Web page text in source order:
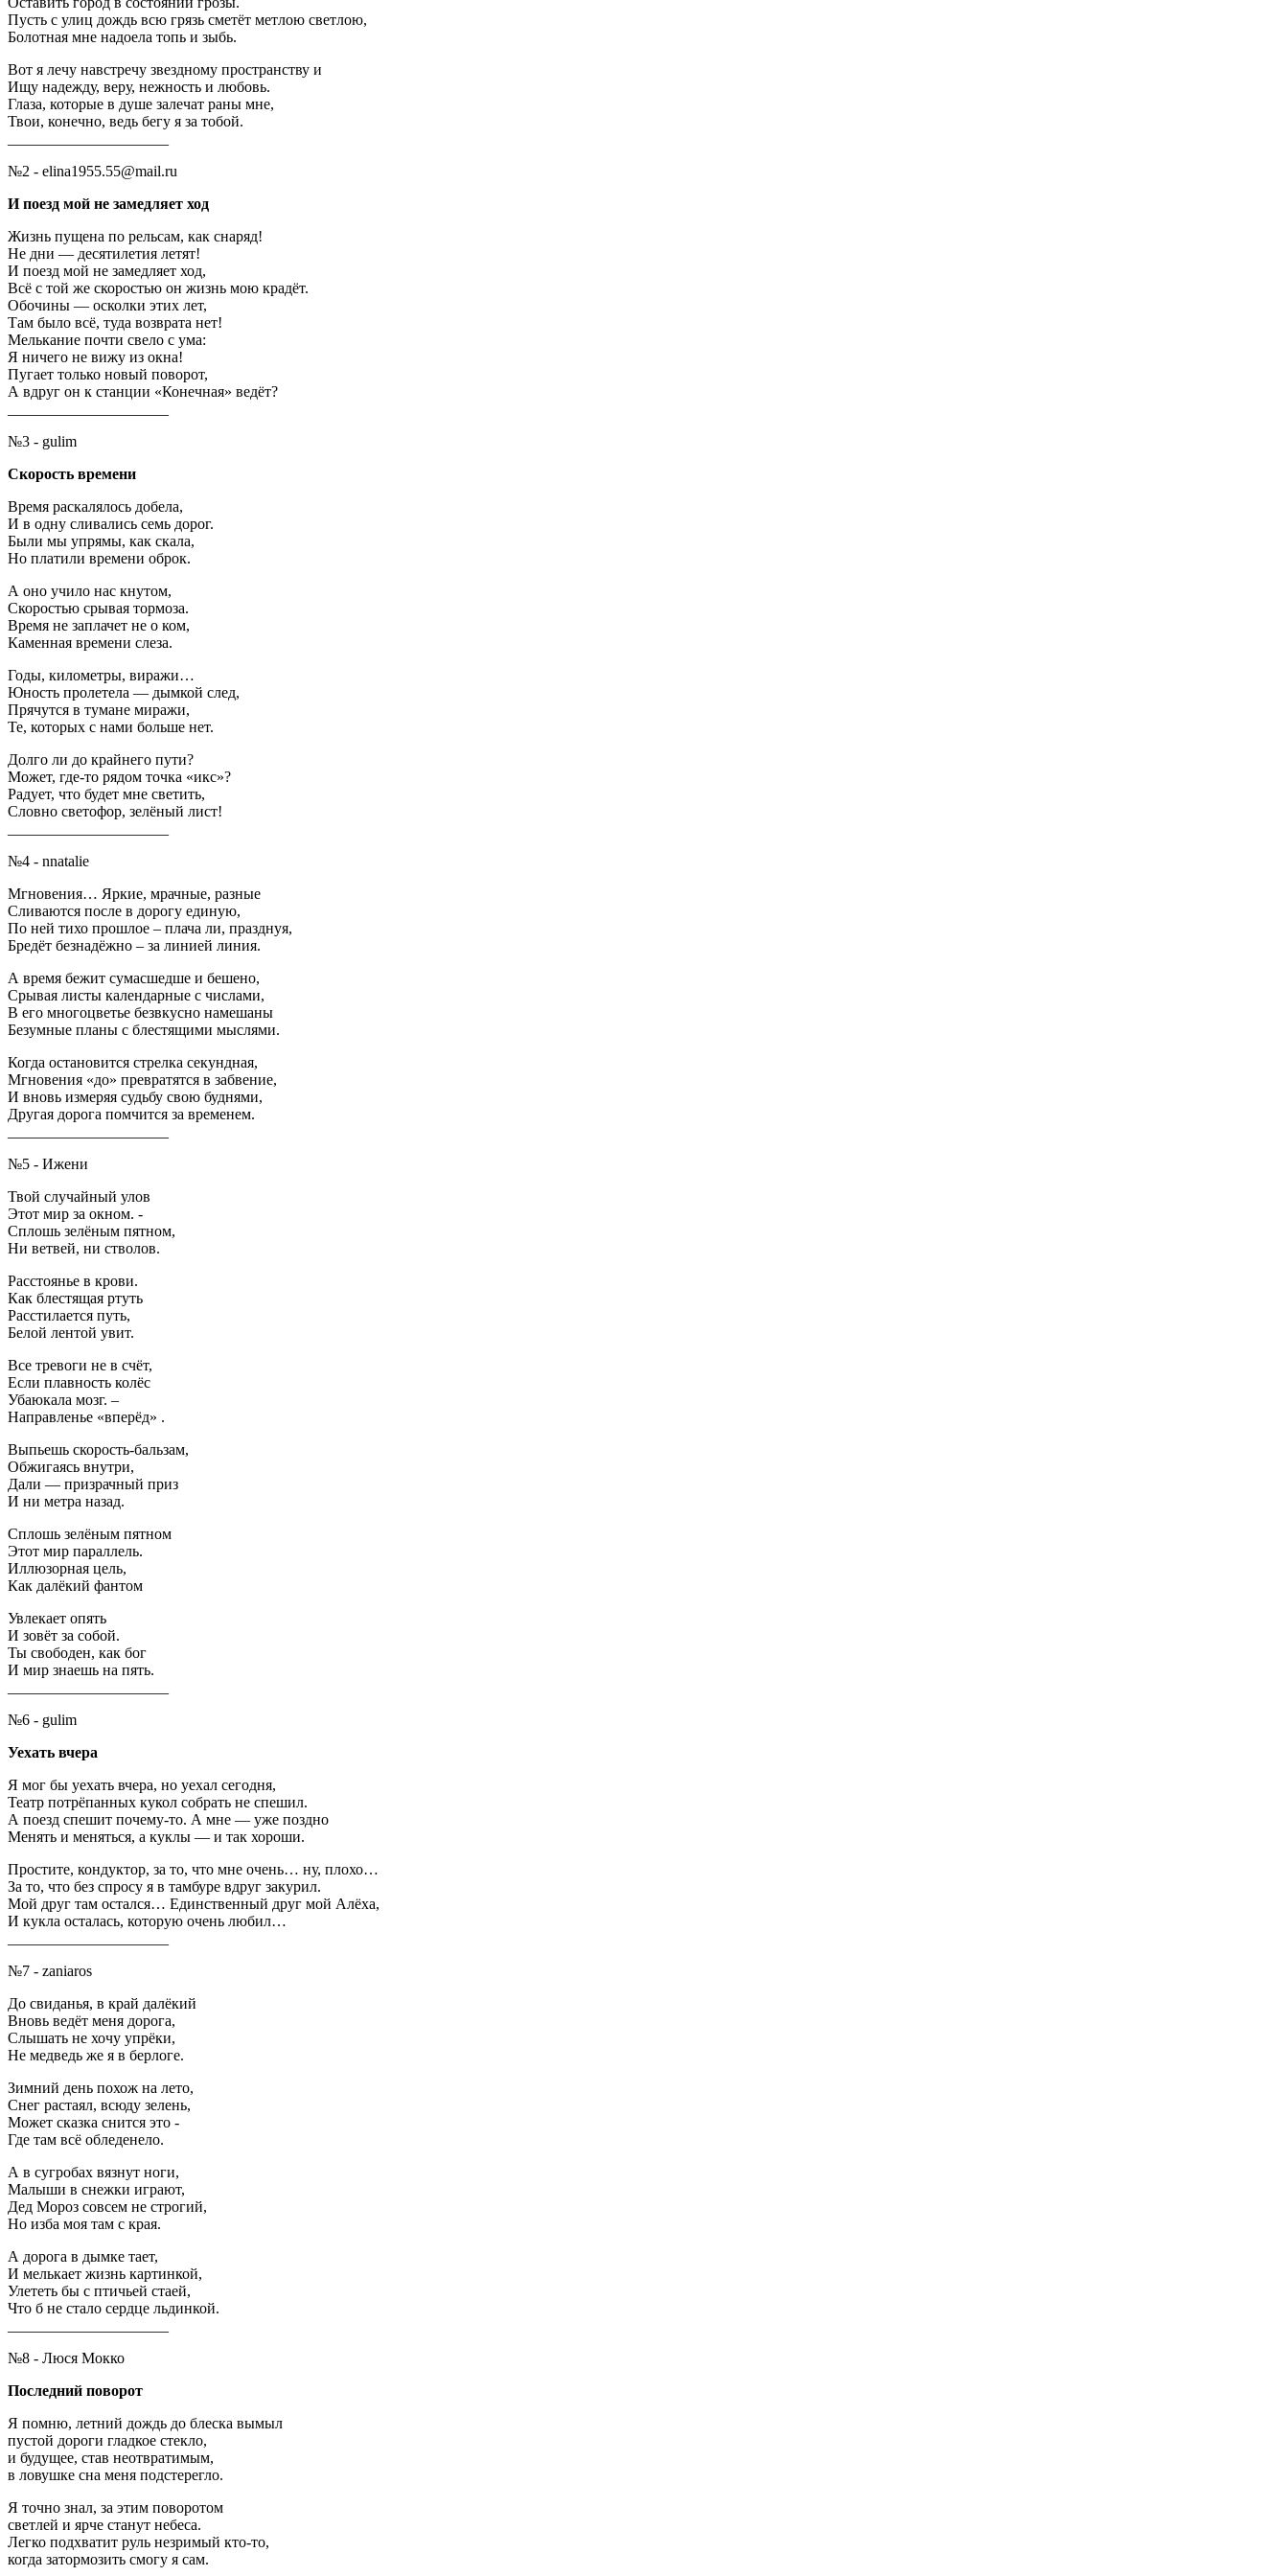
Пусть с улиц дождь всю грязь сметёт метлою светлою,
Болотная мне надоела топь и зыбь.
Вот я лечу навстречу звездному пространству и
Ищу надежду, веру, нежность и любовь.
Глаза, которые в душе залечат раны мне,
Твои, конечно, ведь бегу я за тобой.
№2 - elina1955.55@mail.ru
И поезд мой не замедляет ход
Жизнь пущена по рельсам, как снаряд!
Не дни — десятилетия летят!
И поезд мой не замедляет ход,
Всё с той же скоростью он жизнь мою крадёт.
Обочины — осколки этих лет,
Там было всё, туда возврата нет!
Мелькание почти свело с ума:
Я ничего не вижу из окна!
Пугает только новый поворот,
А вдруг он к станции «Конечная» ведёт?
№3 - gulim
Скорость времени
Время раскалялось добела,
И в одну сливались семь дорог.
Были мы упрямы, как скала,
Но платили времени оброк.
А оно учило нас кнутом,
Скоростью срывая тормоза.
Время не заплачет не о ком,
Каменная времени слеза.
Годы, километры, виражи…
Юность пролетела — дымкой след,
Прячутся в тумане миражи,
Те, которых с нами больше нет.
Долго ли до крайнего пути?
Может, где-то рядом точка «икс»?
Радует, что будет мне светить,
Словно светофор, зелёный лист!
№4 - nnatalie
Мгновения… Яркие, мрачные, разные
Сливаются после в дорогу единую,
По ней тихо прошлое – плача ли, празднуя,
Бредёт безнадёжно – за линией линия.
А время бежит сумасшедше и бешено,
Срывая листы календарные с числами,
В его многоцветье безвкусно намешаны
Безумные планы с блестящими мыслями.
Когда остановится стрелка секундная,
Мгновения «до» превратятся в забвение,
И вновь измеряя судьбу свою буднями,
Другая дорога помчится за временем.
№5 - Ижени
Твой случайный улов
Этот мир за окном. -
Сплошь зелёным пятном,
Ни ветвей, ни стволов.
Расстоянье в крови.
Как блестящая ртуть
Расстилается путь,
Белой лентой увит.
Все тревоги не в счёт,
Если плавность колёс
Убаюкала мозг. –
Направленье «вперёд» .
Выпьешь скорость-бальзам,
Обжигаясь внутри,
Дали — призрачный приз
И ни метра назад.
Сплошь зелёным пятном
Этот мир параллель.
Иллюзорная цель,
Как далёкий фантом
Увлекает опять
И зовёт за собой.
Ты свободен, как бог
И мир знаешь на пять.
№6 - gulim
Уехать вчера
Я мог бы уехать вчера, но уехал сегодня,
Театр потрёпанных кукол собрать не спешил.
А поезд спешит почему-то. А мне — уже поздно
Менять и меняться, а куклы — и так хороши.
Простите, кондуктор, за то, что мне очень… ну, плохо…
За то, что без спросу я в тамбуре вдруг закурил.
Мой друг там остался… Единственный друг мой Алёха,
И кукла осталась, которую очень любил…
№7 - zaniaros
До свиданья, в край далёкий
Вновь ведёт меня дорога,
Слышать не хочу упрёки,
Не медведь же я в берлоге.
Зимний день похож на лето,
Снег растаял, всюду зелень,
Может сказка снится это -
Где там всё обледенело.
А в сугробах вязнут ноги,
Малыши в снежки играют,
Дед Мороз совсем не строгий,
Но изба моя там с края.
А дорога в дымке тает,
И мелькает жизнь картинкой,
Улететь бы с птичьей стаей,
Что б не стало сердце льдинкой.
№8 - Люся Мокко
Последний поворот
Я помню, летний дождь до блеска вымыл
пустой дороги гладкое стекло,
и будущее, став неотвратимым,
в ловушке сна меня подстерегло.
Я точно знал, за этим поворотом
светлей и ярче станут небеса.
Легко подхватит руль незримый кто-то,
когда затормозить смогу я сам.